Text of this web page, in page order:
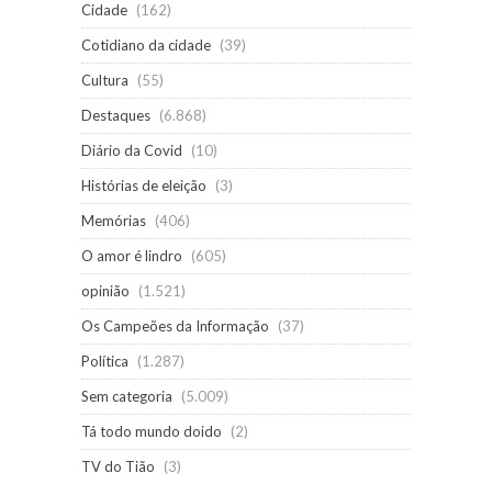
Cidade (162)
Cotidiano da cidade (39)
Cultura
(55)
Destaques (6.868)
Diário da Covid
(10)
Histórias de eleição
(3)
Memórias (406)
O amor é lindro
(605)
opinião
(1.521)
Os Campeões da Informação
(37)
Política
(1.287)
Sem categoria
(5.009)
Tá todo mundo doido
(2)
TV do Tião
(3)